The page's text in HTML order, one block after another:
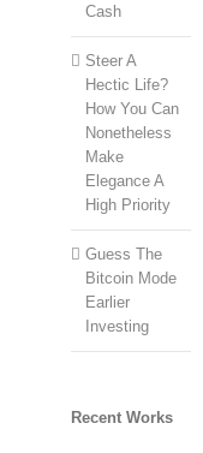
Cash
Steer A
Hectic Life?
How You Can
Nonetheless
Make
Elegance A
High Priority
Guess The
Bitcoin Mode
Earlier
Investing
Recent Works